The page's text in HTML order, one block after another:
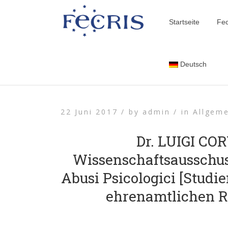
Startseite
Deutsch
22 Juni 2017 / by admin / in
Dr. LUIGI
Abusi Psicologici
ehrenamtlichen